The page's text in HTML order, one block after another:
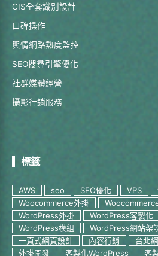
CIS全套識別設計
口碑操作
輿情網路熱度監控
SEO搜尋引擎優化
社群媒體經營
攝影行銷服務
標籤
AWS seo SEO優化 VPS
Woocommerce外掛
WordPress外掛
WordPress客製化
WordPress模組
WordPress網站架
一頁式網頁設計
內容行銷 台北
外掛開發
客製化WordPress 客